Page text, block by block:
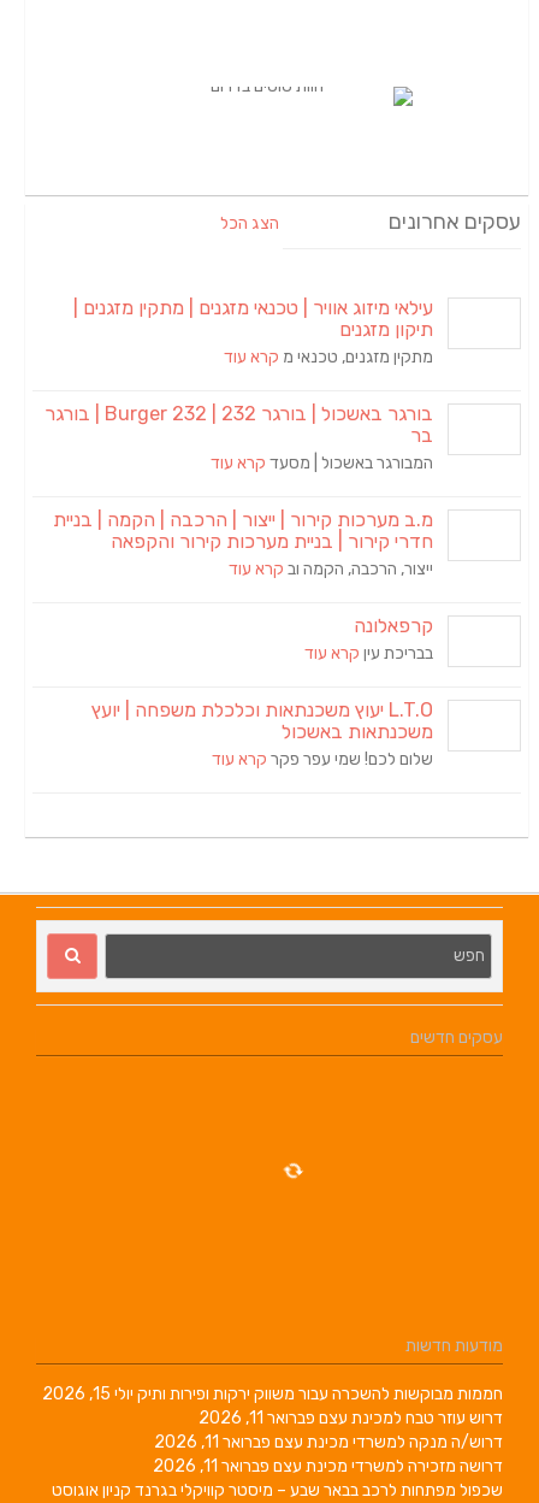
הצג הכל
אוויר | טכנאי מזגנים | מתקין מזגנים |
טכנאי מקרא עוד
בורגר באשכול | בורגר 232 | Burger 232 | בורגר
באשכול | מסעדקרא עוד
קירור | ייצור | הרכבה | הקמה | בניית
| בניית מערכות קירור והקפאה
קרא עוד
L.T.O יעוץ משכנתאות וכלכלת משפחה | יועץ
באשכול
שמי עפר פקרקרא עוד
עבור משווק ירקות ופירות ותיקיולי 15, 2026
עצם פברואר 11, 2026
מכינת עצםפברואר 11, 2026
מכינת עצםפברואר 11, 2026
בבאר שבע – מיסטר קוויקלי בגרנד קניון אוגוסט